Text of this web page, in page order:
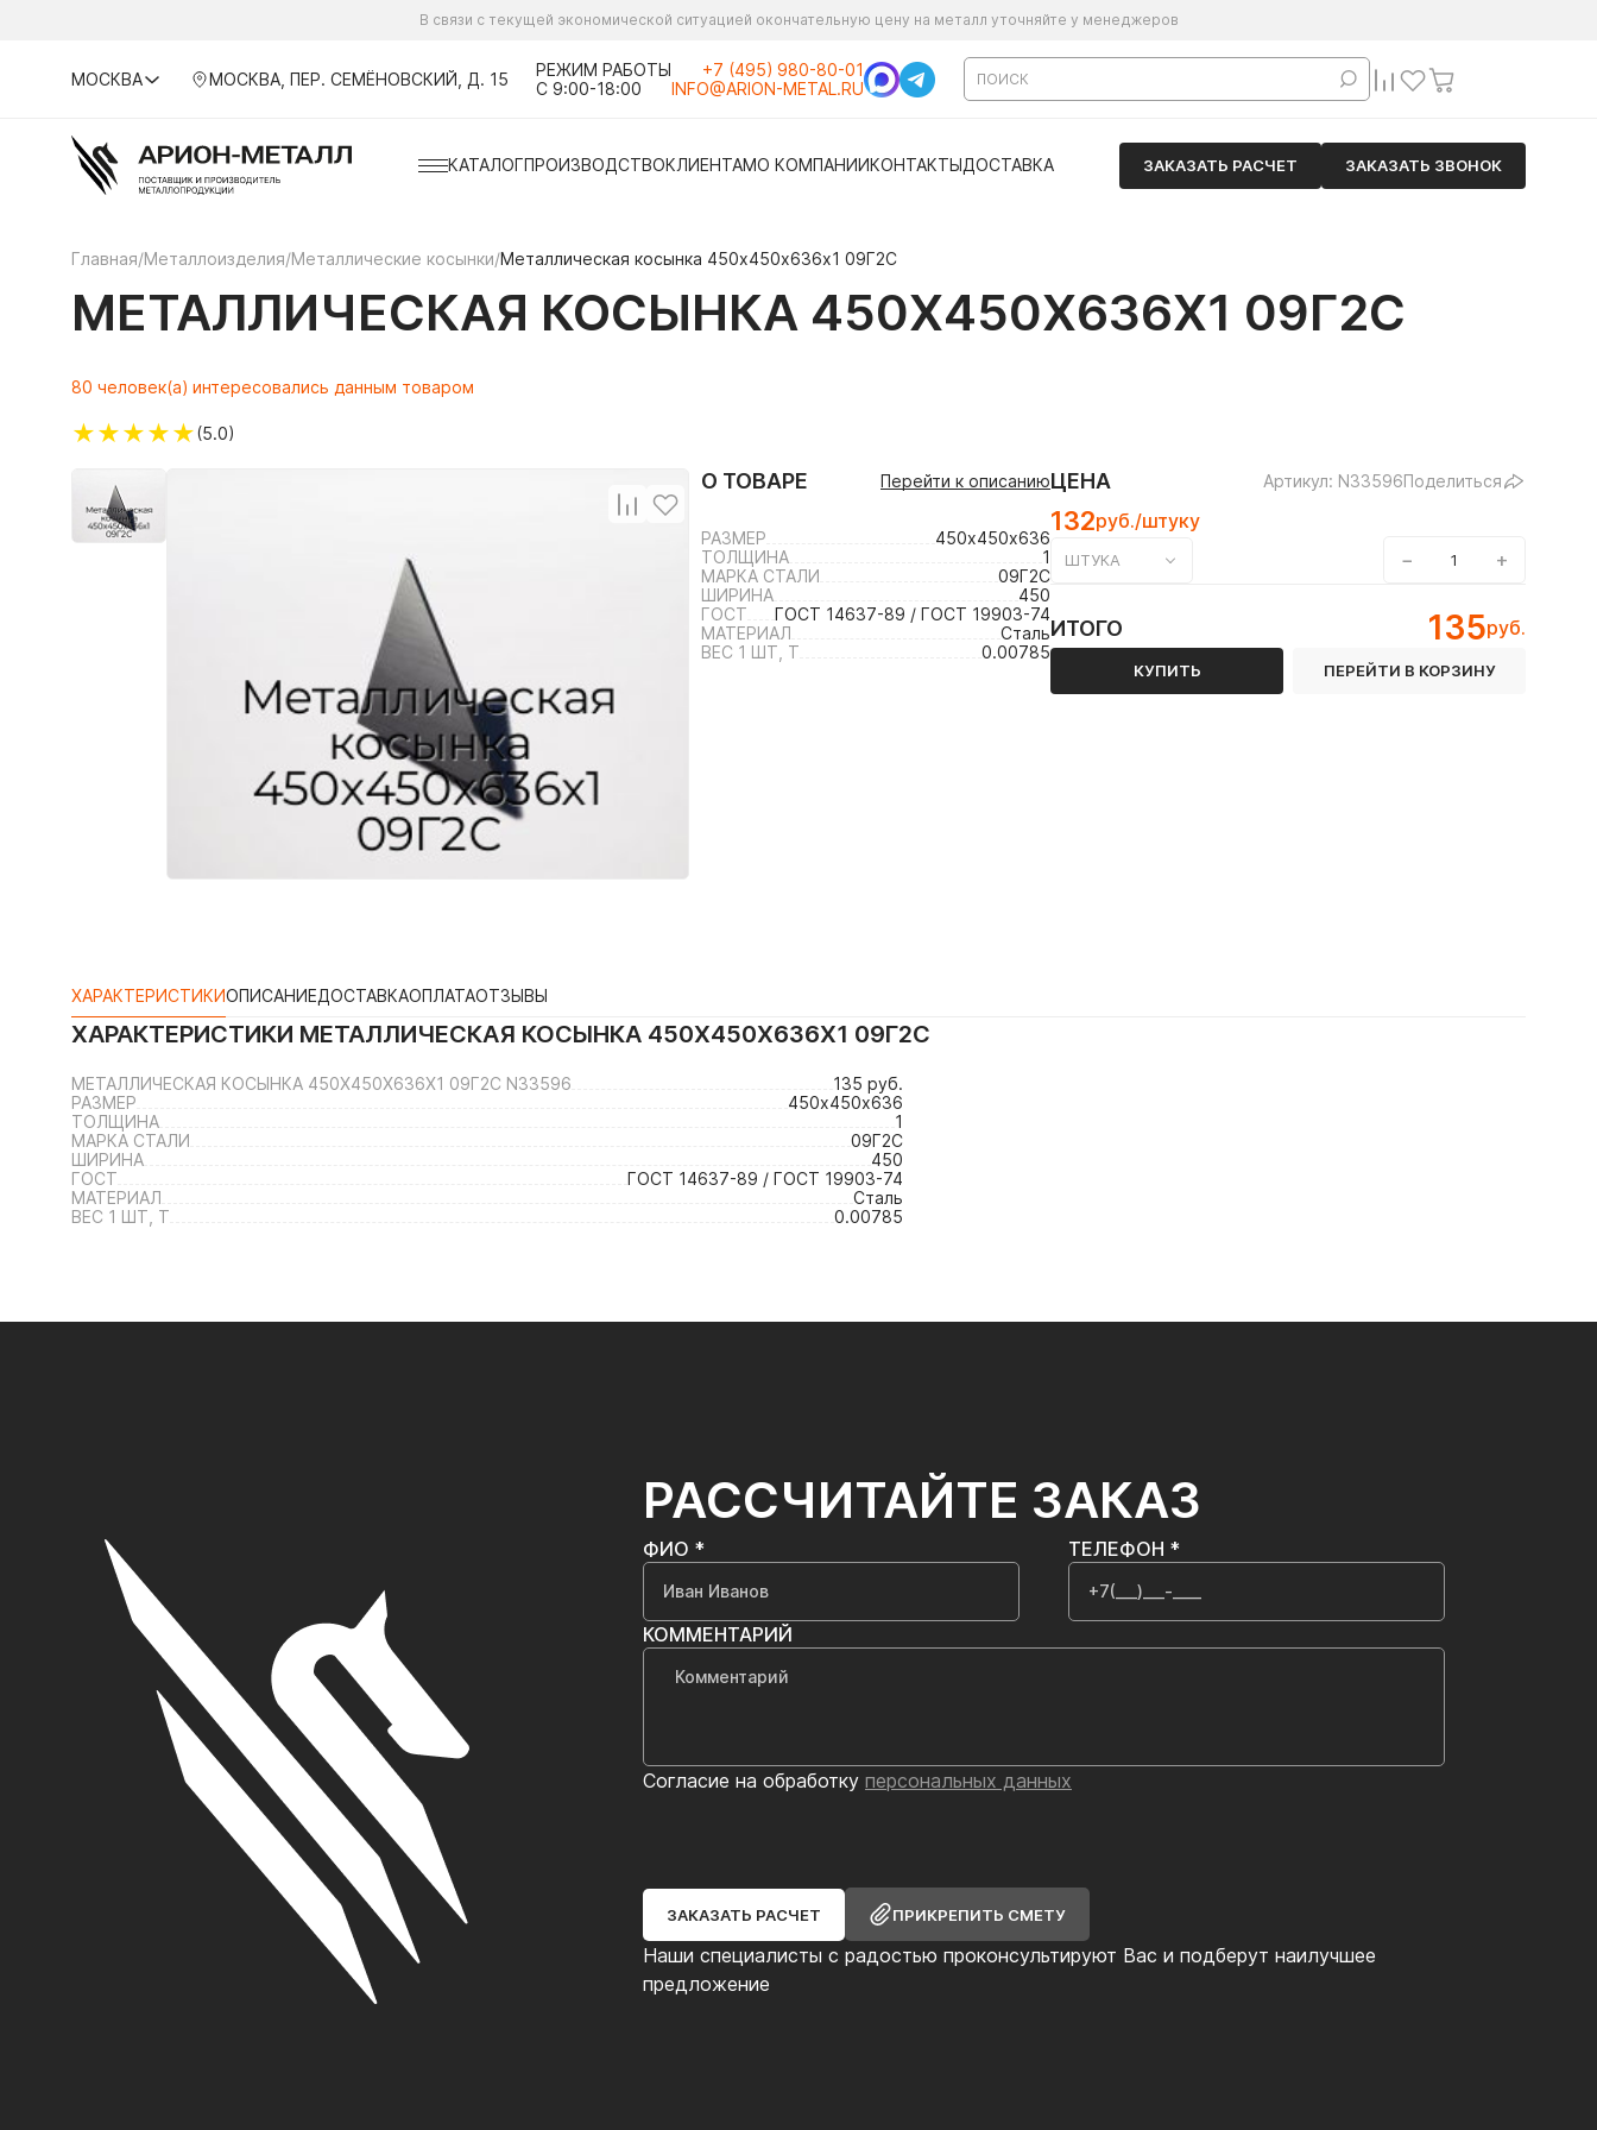
В связи с текущей экономической ситуацией окончательную цену на металл уточняйте у менеджеров
МОСКВА МОСКВА, ПЕР. СЕМЁНОВСКИЙ, Д. 15
РЕЖИМ РАБОТЫ
С 9:00-18:00
+7 (495) 980-80-01
INFO@ARION-METAL.RU
КАТАЛОГПРОИЗВОДСТВОКЛИЕНТАМО КОМПАНИИКОНТАКТЫДОСТАВКА ЗАКАЗАТЬ РАСЧЕТ ЗАКАЗАТЬ ЗВОНОК
Главная/Металлоизделия/Металлические косынки/Металлическая косынка 450х450х636х1 09Г2С
МЕТАЛЛИЧЕСКАЯ КОСЫНКА 450Х450Х636Х1 09Г2С
80 человек(а) интересовались данным товаром
★★★★★(5.0)
О ТОВАРЕ Перейти к описанию
РАЗМЕР
450х450х636
ТОЛЩИНА
1
МАРКА СТАЛИ
09Г2С
ШИРИНА
450
ГОСТ
ГОСТ 14637-89 / ГОСТ 19903-74
МАТЕРИАЛ
Сталь
ВЕС 1 ШТ, Т
0.00785
ЦЕНА Артикул: N33596Поделиться
132руб./штуку
ШТУКА − +
ИТОГО 135руб.
КУПИТЬ ПЕРЕЙТИ В КОРЗИНУ
ХАРАКТЕРИСТИКИОПИСАНИЕДОСТАВКАОПЛАТАОТЗЫВЫ
ХАРАКТЕРИСТИКИ МЕТАЛЛИЧЕСКАЯ КОСЫНКА 450Х450Х636Х1 09Г2С
МЕТАЛЛИЧЕСКАЯ КОСЫНКА 450Х450Х636Х1 09Г2С N33596
135 руб.
РАЗМЕР
450х450х636
ТОЛЩИНА
1
МАРКА СТАЛИ
09Г2С
ШИРИНА
450
ГОСТ
ГОСТ 14637-89 / ГОСТ 19903-74
МАТЕРИАЛ
Сталь
ВЕС 1 ШТ, Т
0.00785
РАССЧИТАЙТЕ ЗАКАЗ
Наши специалисты с радостью проконсультируют Вас и подберут наилучшее
предложение
ФИО * ТЕЛЕФОН *
КОММЕНТАРИЙ
Согласие на обработку персональных данных
ЗАКАЗАТЬ РАСЧЕТ ПРИКРЕПИТЬ СМЕТУ